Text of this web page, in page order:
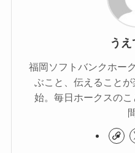
う
福岡ソフトバンクホー
ぶこと、伝えること
始。毎日ホークスの